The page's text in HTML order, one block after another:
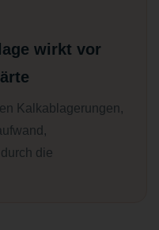
wirkt vor
Kalkablagerungen,
die